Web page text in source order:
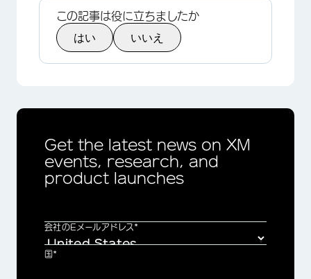
この記事は役に立ちましたか
はい いいえ
Get the latest news on XM
events, research, and
product launches
会社のEメールアドレス*
国*